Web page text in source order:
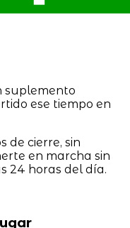
suplemento
ese tiempo en
de cierre, sin
en marcha sin
24 horas del día.